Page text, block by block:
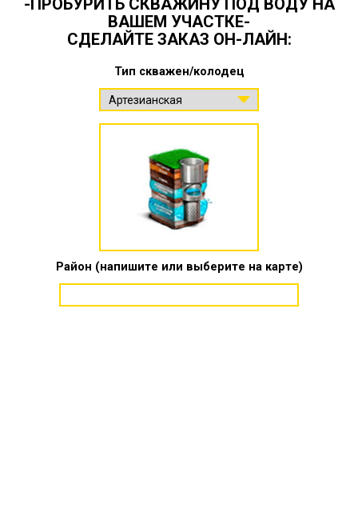
ВАШЕМ УЧАСТКЕ-
СДЕЛАЙТЕ ЗАКАЗ ОН-ЛАЙН:
Тип скважен/колодец
Район (напишите или выберите на карте)